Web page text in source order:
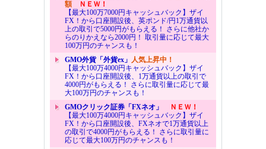
額ＮＥＷ！
【最大100万7000円キャッシュバック】ザイ
FX！から口座開設後、英ポンド/円1万通貨以
上の取引で5000円がもらえる！ さらに他社か
らのりかえなら2000円！ 取引量に応じて最大
100万円のチャンスも！
GMO外貨「外貨ex」 人気上昇中！
【最大100万4000円キャッシュバック】ザイ
FX！から口座開設後、1万通貨以上の取引で
4000円がもらえる！ さらに取引量に応じて最
大100万円のチャンスも！
GMOクリック証券「FXネオ」
ＮＥＷ！
【最大100万4000円キャッシュバック】ザイ
FX！から口座開設後、FXネオで1万通貨以上
の取引で4000円がもらえる！ さらに取引量に
応じて最大100万円のチャンスも！